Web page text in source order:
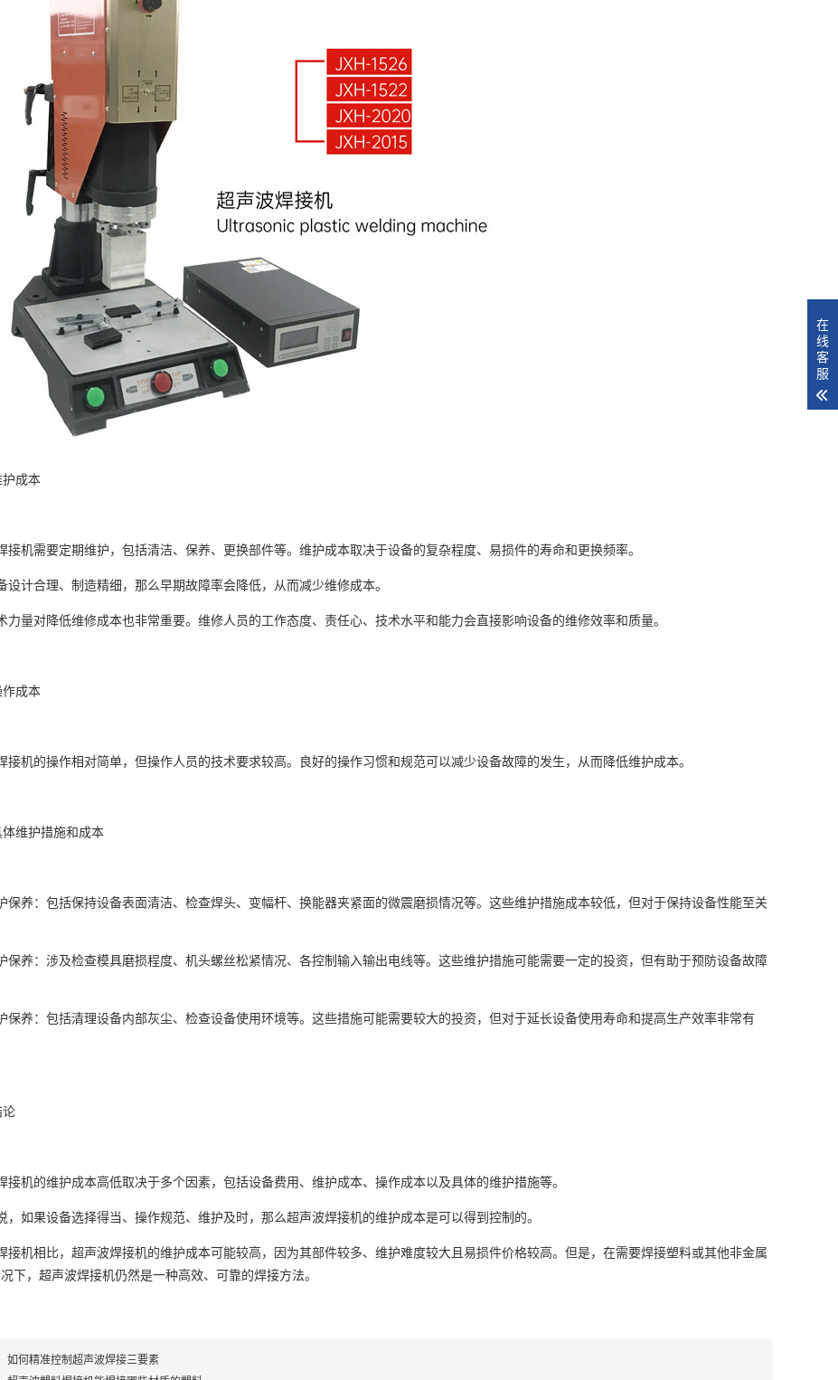
成本
接机需要定期维护，包括清洁、保养、更换部件等。维护成本取决于设备的复杂程度、易损件的寿命和更换频率。
设计合理、制造精细，那么早期故障率会降低，从而减少维修成本。
力量对降低维修成本也非常重要。维修人员的工作态度、责任心、技术水平和能力会直接影响设备的维修效率和质量。
成本
接机的操作相对简单，但操作人员的技术要求较高。良好的操作习惯和规范可以减少设备故障的发生，从而降低维护成本。
维护措施和成本
保养：包括保持设备表面清洁、检查焊头、变幅杆、换能器夹紧面的微震磨损情况等。这些维护措施成本较低，但对于保持设备性能至关
保养：涉及检查模具磨损程度、机头螺丝松紧情况、各控制输入输出电线等。这些维护措施可能需要一定的投资，但有助于预防设备故障
保养：包括清理设备内部灰尘、检查设备使用环境等。这些措施可能需要较大的投资，但对于延长设备使用寿命和提高生产效率非常有
接机的维护成本高低取决于多个因素，包括设备费用、维护成本、操作成本以及具体的维护措施等。
，如果设备选择得当、操作规范、维护及时，那么超声波焊接机的维护成本是可以得到控制的。
接机相比，超声波焊接机的维护成本可能较高，因为其部件较多、维护难度较大且易损件价格较高。但是，在需要焊接塑料或其他非金属
下，超声波焊接机仍然是一种高效、可靠的焊接方法。
如何精准控制超声波焊接三要素
在
线
客
服